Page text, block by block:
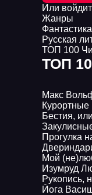
Или
Жанры
Фантастика
Русская
ТОП 100
ТОП
Макс
Курортные
Бестия,
Прогулка
Мой
Изумруд
Рукопись,
Йога